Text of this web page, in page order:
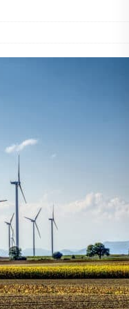
CDU & Ampel
Die Bundesregierung und
halten die Wähler für
Stimmung wegen der von
verübten Anschläge
Flüge vor der
[...]